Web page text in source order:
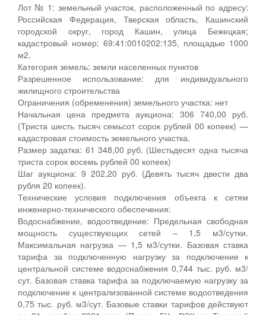
Лот № 1: земельный участок, расположенный по адресу:
Российская Федерация, Тверская область, Кашинский
городской округ, город Кашин, улица Бежецкая;
кадастровый номер: 69:41:0010202:135, площадью 1000
м2.
Категория земель: земли населенных пунктов
Разрешенное использование: для индивидуального
жилищного строительства
Ограничения (обременения) земельного участка: нет
Начальная цена предмета аукциона: 306 740,00 руб.
(Триста шесть тысяч семьсот сорок рублей 00 копеек) —
кадастровая стоимость земельного участка.
Размер задатка: 61 348,00 руб. (Шестьдесят одна тысяча
триста сорок восемь рублей 00 копеек)
Шаг аукциона: 9 202,20 руб. (Девять тысяч двести два
рубля 20 копеек).
Технические условия подключения объекта к сетям
инженерно-технического обеспечения:
Водоснабжение, водоотведение: Предельная свободная
мощность существующих сетей – 1,5 м3/сутки.
Максимальная нагрузка — 1,5 м3/сутки. Базовая ставка
тарифа за подключенную нагрузку за подключение к
центральной системе водоснабжения 0,744 тыс. руб. м3/
сут. Базовая ставка тарифа за подключаемую нагрузку за
подключение к централизованной системе водоотведения
0,75 тыс. руб. м3/сут. Базовые ставки тарифов действуют